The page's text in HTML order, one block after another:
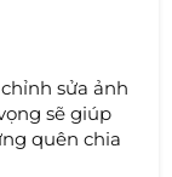
sửa ảnh
sẽ giúp
quên chia